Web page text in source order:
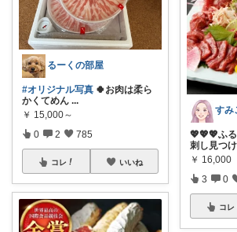
るーくの部屋
#オリジナル写真 🍀お肉は柔ら
かくてめん ...
￥ 15,000～
0 2 785
コレ いいね
💖💖💖ふ
刺し見つ
￥ 16,000
3 0
コレ